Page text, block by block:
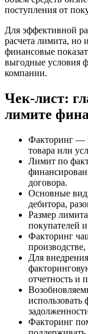
поступления от
Для эффективной
расчета лимита, но
финансовые
выгодные условия
компании.
Чек-лист:
лимите
Факторинг —
товара или
Лимит по
договора.
Основные
дебитора,
Размер
покупателей
Факторинг
Для
отчетность и
Факторинг